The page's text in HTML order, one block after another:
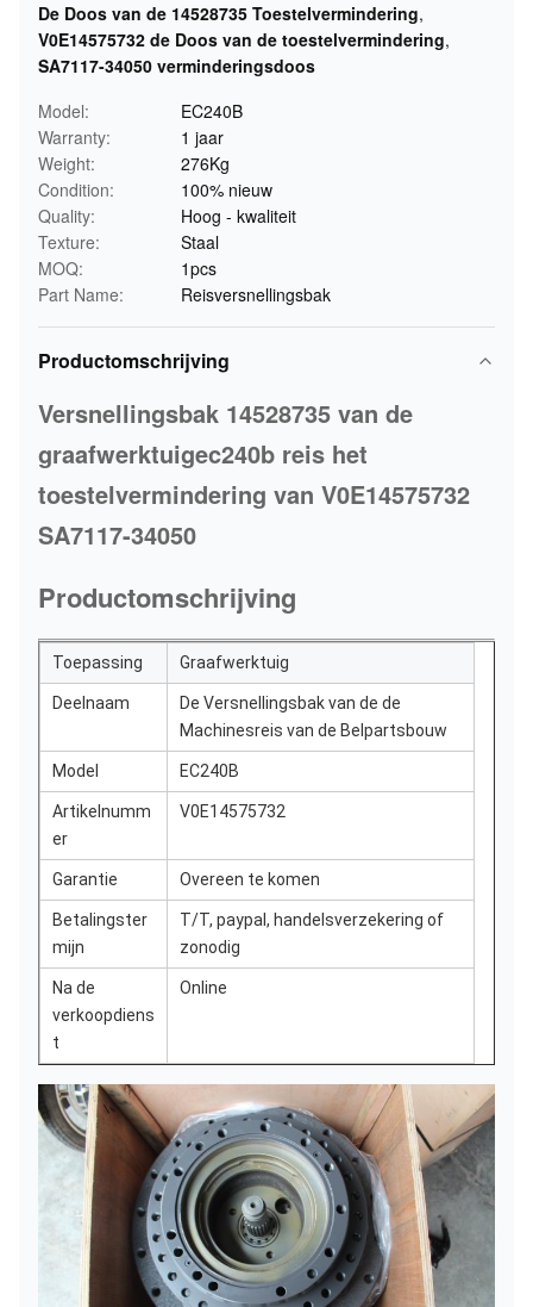
De Doos van de 14528735 Toestelvermindering,
V0E14575732 de Doos van de toestelvermindering,
SA7117-34050 verminderingsdoos
Model:
EC240B
Warranty:
1 jaar
Weight:
276Kg
Condition:
100% nieuw
Quality:
Hoog - kwaliteit
Texture:
Staal
MOQ:
1pcs
Part Name:
Reisversnellingsbak
Productomschrijving
Versnellingsbak 14528735 van de
graafwerktuigec240b reis het
toestelvermindering van V0E14575732
SA7117-34050
Productomschrijving
Toepassing Graafwerktuig
Deelnaam
De Versnellingsbak van de de
Machinesreis van de Belpartsbouw
Model EC240B
Artikelnumm
er
V0E14575732
Garantie Overeen te komen
Betalingster
mijn
T/T, paypal, handelsverzekering of
zonodig
Na de
verkoopdiens
t
Online